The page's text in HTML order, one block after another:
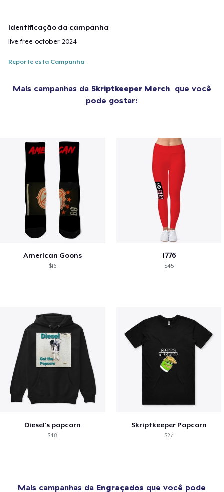
Identificação da campanha
live-free-october-2024
Reporte esta Campanha
Mais campanhas da Skriptkeeper Merch que você
pode gostar:
American Goons
$16
1776
$45
Diesel's popcorn
$48
Skriptkeeper Popcorn
$27
Mais campanhas da Engraçados que você pode